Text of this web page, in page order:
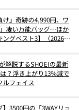
」奇跡の4,990円、ワ
凄い万能バッグ…ほか
ングベスト3】（2026年
解説するSHOEIの最新
？浮き上がり13%減で
ルフェイス
3500円の「3WAYリュ